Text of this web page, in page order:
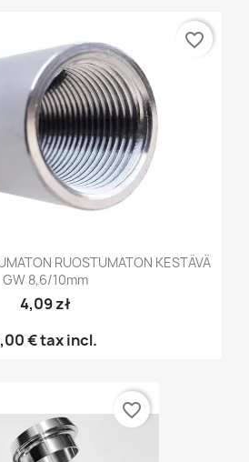
RUOSTUMATON KESTÄVÄ
GW 8,6/10mm
4,09 zł
€tax incl.
favorite_border
favorite_border